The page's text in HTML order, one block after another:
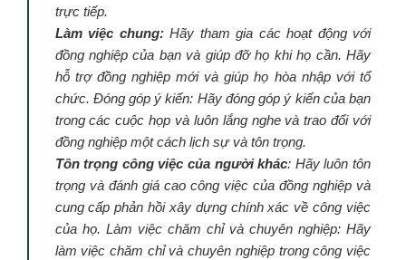
trực tiếp.
Làm việc chung:Hãy tham gia các hoạt động với
đồng nghiệp của bạn và giúp đỡ họ khi họ cần. Hãy
hỗ trợ đồng nghiệp mới và giúp họ hòa nhập với tổ
chức. Đóng góp ý kiến: Hãy đóng góp ý kiến của bạn
trong các cuộc họp và luôn lắng nghe và trao đổi với
đồng nghiệp một cách lịch sự và tôn trọng.
Tôn trọng công việc của người khác: Hãy luôn tôn
trọng và đánh giá cao công việc của đồng nghiệp và
cung cấp phản hồi xây dựng chính xác về công việc
của họ. Làm việc chăm chỉ và chuyên nghiệp: Hãy
làm việc chăm chỉ và chuyên nghiệp trong công việc